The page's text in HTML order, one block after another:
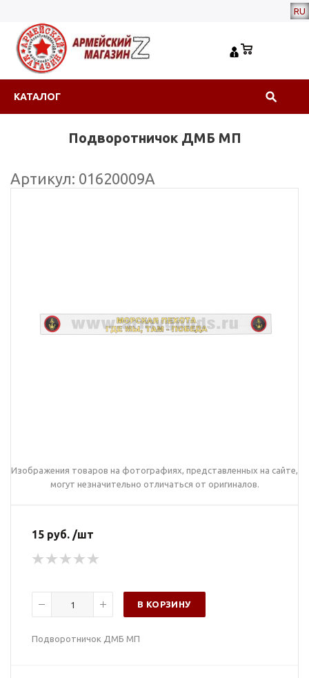
RU
КАТАЛОГ
Подворотничок ДМБ МП
Артикул: 01620009А
Изображения товаров на фотографиях, представленных на сайте,
могут незначительно отличаться от оригиналов.
15 руб. /шт
В КОРЗИНУ
Подворотничок ДМБ МП